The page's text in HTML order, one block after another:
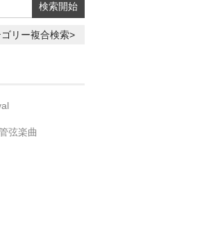
リー複合検索>
弦楽曲